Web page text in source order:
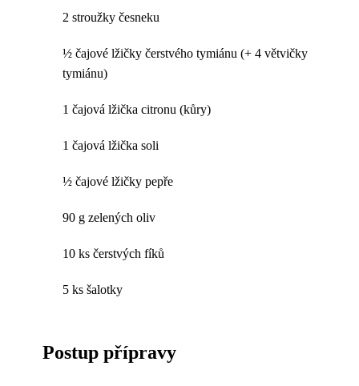
2 stroužky česneku
½ čajové lžičky čerstvého tymiánu (+ 4 větvičky
tymiánu)
1 čajová lžička citronu (kůry)
1 čajová lžička soli
½ čajové lžičky pepře
90 g zelených oliv
10 ks čerstvých fíků
5 ks šalotky
Postup přípravy